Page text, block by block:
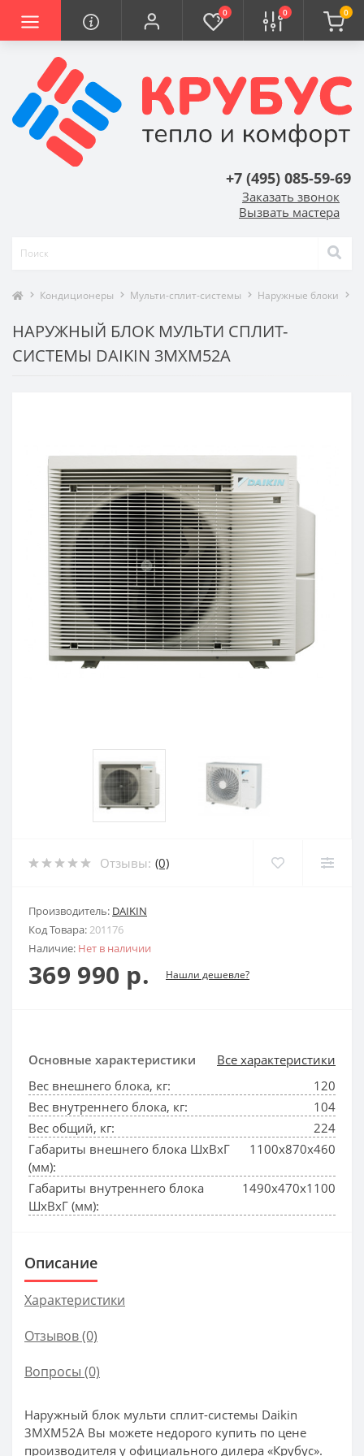
0 0 0
+7 (495) 085-59-69
Заказать звонок
Вызвать мастера
Кондиционеры Мульти-сплит-системы Наружные блоки
НАРУЖНЫЙ БЛОК МУЛЬТИ СПЛИТ-
СИСТЕМЫ DAIKIN 3MXM52A
Отзывы: (0)
Производитель: DAIKIN
Код Товара:201176
Наличие: Нет в наличии
369 990 р. Нашли дешевле?
Основные характеристики
Все характеристики
Вес внешнего блока, кг:
120
Вес внутреннего блока, кг:
104
Вес общий, кг:
224
Габариты внешнего блока ШхВхГ
(мм):
1100x870x460
Габариты внутреннего блока
ШхВхГ (мм):
1490x470x1100
Описание
Характеристики
Отзывов (0)
Вопросы (0)
Наружный блок мульти сплит-системы Daikin
3MXM52A Вы можете недорого купить по цене
производителя у официального дилера «Крубус».